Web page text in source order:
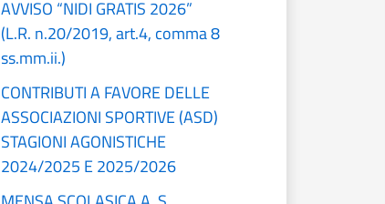
AVVISO “NIDI GRATIS 2026”
(L.R. n.20/2019, art.4, comma 8
ss.mm.ii.)
CONTRIBUTI A FAVORE DELLE
ASSOCIAZIONI SPORTIVE (ASD)
STAGIONI AGONISTICHE
2024/2025 E 2025/2026